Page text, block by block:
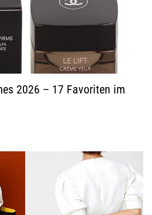
2026 – 17 Favoriten im